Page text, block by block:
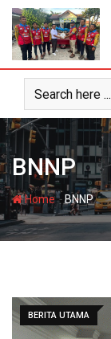
Skip
content
BNNP
Home-BNNP
BERITA UTAMA